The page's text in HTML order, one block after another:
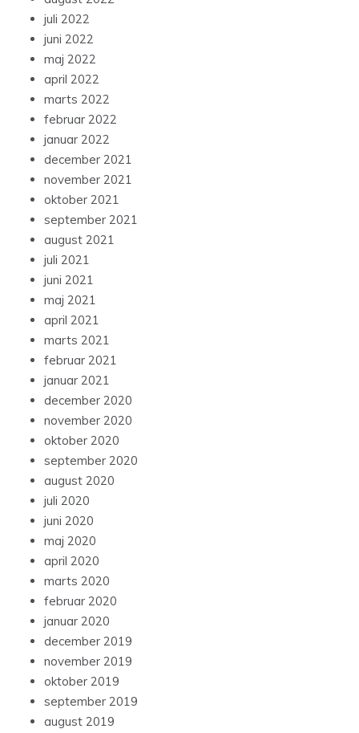
juli 2022
juni 2022
maj 2022
april 2022
marts 2022
februar 2022
januar 2022
december 2021
november 2021
oktober 2021
september 2021
august 2021
juli 2021
juni 2021
maj 2021
april 2021
marts 2021
februar 2021
januar 2021
december 2020
november 2020
oktober 2020
september 2020
august 2020
juli 2020
juni 2020
maj 2020
april 2020
marts 2020
februar 2020
januar 2020
december 2019
november 2019
oktober 2019
september 2019
august 2019